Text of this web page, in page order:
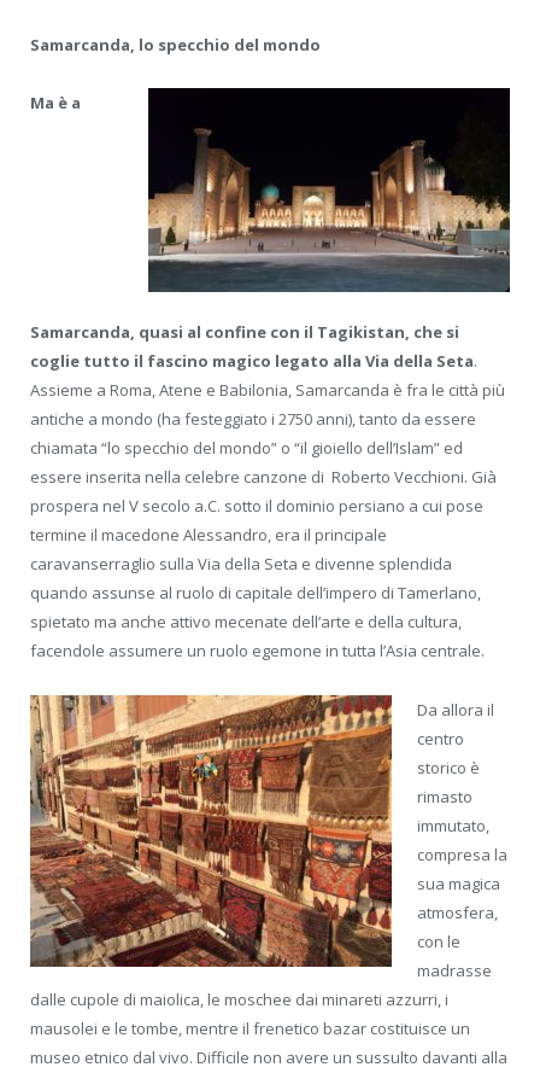
Samarcanda, lo specchio del mondo
Ma è a
Samarcanda, quasi al confine con il Tagikistan, che si
coglie tutto il fascino magico legato alla Via della Seta.
Assieme a Roma, Atene e Babilonia, Samarcanda è fra le città più
antiche a mondo (ha festeggiato i 2750 anni), tanto da essere
chiamata “lo specchio del mondo” o “il gioiello dell’Islam” ed
essere inserita nella celebre canzone di Roberto Vecchioni. Già
prospera nel V secolo a.C. sotto il dominio persiano a cui pose
termine il macedone Alessandro, era il principale
caravanserraglio sulla Via della Seta e divenne splendida
quando assunse al ruolo di capitale dell’impero di Tamerlano,
spietato ma anche attivo mecenate dell’arte e della cultura,
facendole assumere un ruolo egemone in tutta l’Asia centrale.
Da allora il
centro
storico è
rimasto
immutato,
compresa la
sua magica
atmosfera,
con le
madrasse
dalle cupole di maiolica, le moschee dai minareti azzurri, i
mausolei e le tombe, mentre il frenetico bazar costituisce un
museo etnico dal vivo. Difficile non avere un sussulto davanti alla